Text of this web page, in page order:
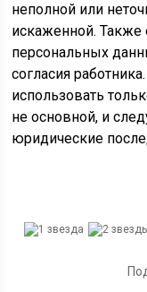
неполной или
искаженной. Также
персональных
согласия
использовать
не основной, и
юридические